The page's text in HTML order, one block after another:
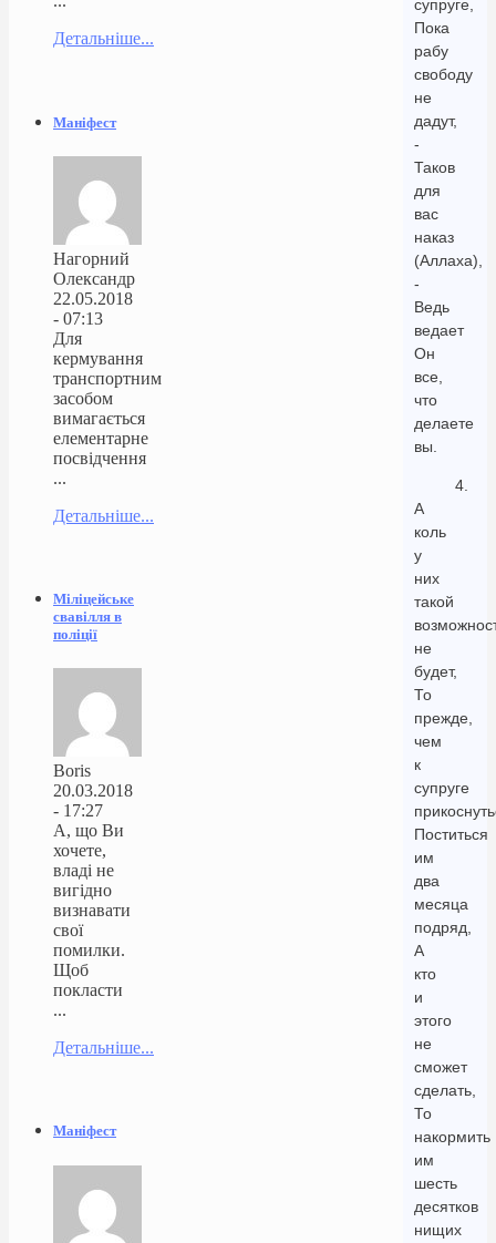
супруге,
Пока
рабу
свободу
не
дадут,
-
Таков
для
вас
наказ
(Аллаха),
-
Ведь
ведает
Он
все,
что
делаете
вы.
4.
А
коль
у
них
такой
не
будет,
То
прежде,
чем
к
супруге
Поститься
им
два
месяца
подряд,
А
кто
и
этого
не
сможет
сделать,
То
накормить
им
шесть
десятков
нищих
Детальніше...
Маніфест
Нагорний
Олександр
22.05.2018
- 07:13
Для
кермування
транспортним
засобом
вимагається
елементарне
посвідчення
...
Детальніше...
Міліцейське
свавілля в
поліції
Boris
20.03.2018
- 17:27
А, що Ви
хочете,
владі не
вигідно
визнавати
свої
помилки.
Щоб
покласти
...
Детальніше...
Маніфест